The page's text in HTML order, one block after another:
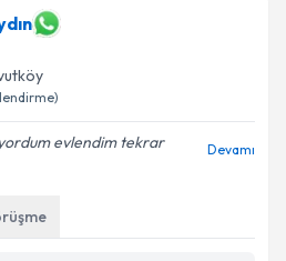
evlendim tekrar
Devamı